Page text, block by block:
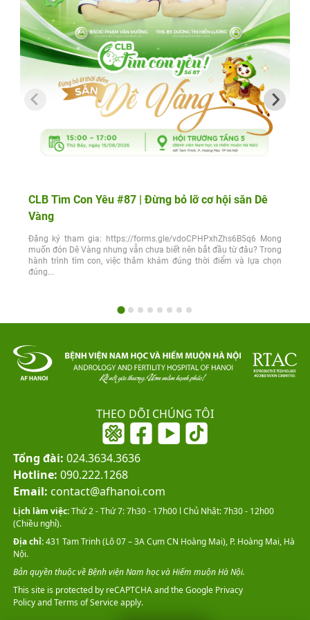
CLB Tìm Con Yêu #87 | Đừng bỏ lỡ cơ hội săn Dê
Vàng
Đăng ký tham gia: https://forms.gle/vdoCPHPxhZhs6B5q6 Mong
muốn đón Dê Vàng nhưng vẫn chưa biết nên bắt đầu từ đâu? Trong
hành trình tìm con, việc thăm khám đúng thời điểm và lựa chọn
đúng...
THEO DÕI CHÚNG TÔI
Tổng đài: 024.3634.3636
Hotline: 090.222.1268
Email: contact@afhanoi.com
This site is protected by reCAPTCHA and the GooglePrivacy
PolicyandTerms of Serviceapply.
Lịch làm việc:Thứ 2 - Thứ 7: 7h30 - 17h00 l Chủ Nhật: 7h30 - 12h00
(Chiều nghỉ).
Địa chỉ:431 Tam Trinh (Lô 07 – 3A Cụm CN Hoàng Mai), P. Hoàng Mai, Hà
Nội.
Bản quyền thuộc về Bệnh viện Nam học và Hiếm muộn Hà Nội.